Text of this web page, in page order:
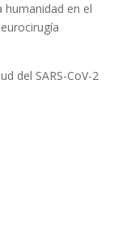
humanidad en el
del SARS-CoV-2